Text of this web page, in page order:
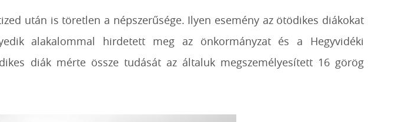
után is töretlen a népszerűsége. Ilyen esemény az ötödikes diákokat
alakalommal hirdetett meg az önkormányzat és a Hegyvidéki
diák mérte össze tudását az általuk megszemélyesített 16 görög